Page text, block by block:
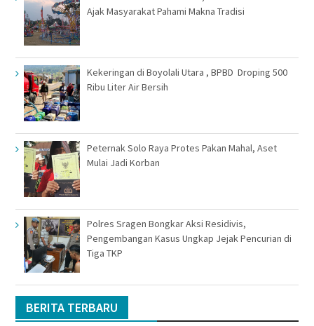
Ajak Masyarakat Pahami Makna Tradisi
Kekeringan di Boyolali Utara , BPBD Droping 500
Ribu Liter Air Bersih
Peternak Solo Raya Protes Pakan Mahal, Aset
Mulai Jadi Korban
Polres Sragen Bongkar Aksi Residivis,
Pengembangan Kasus Ungkap Jejak Pencurian di
Tiga TKP
BERITA TERBARU